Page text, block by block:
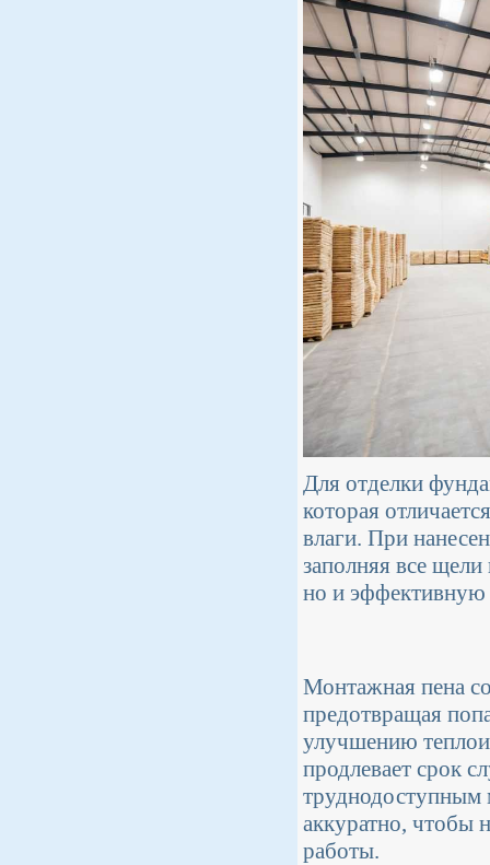
Для отделки
которая
влаги. При
заполняя все
но и эффективную
Монтажная пена
предотвращая
улучшению
продлевает срок
труднодоступным
аккуратно, чтобы
работы.